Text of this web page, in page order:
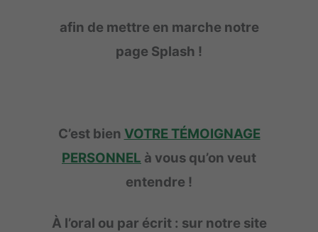
afin de mettre en marche notre
page Splash !
C’est bien VOTRE TÉMOIGNAGE
PERSONNEL à vous qu’on veut
entendre !
À l’oral ou par écrit : sur notre site